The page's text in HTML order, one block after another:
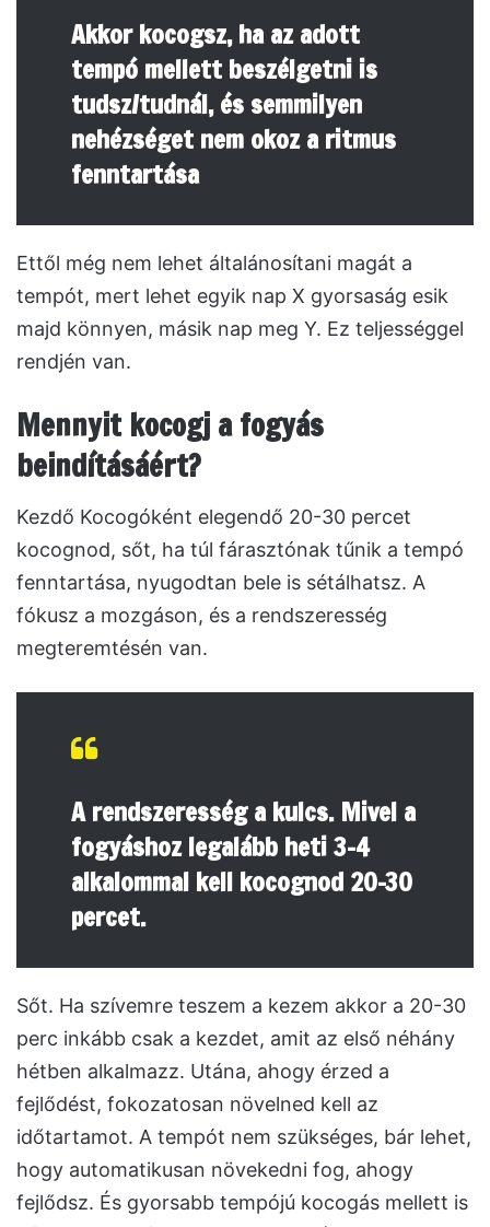
Akkor kocogsz, ha az adott
tempó mellett beszélgetni is
tudsz/tudnál, és semmilyen
nehézséget nem okoz a ritmus
fenntartása
Ettől még nem lehet általánosítani magát a
tempót, mert lehet egyik nap X gyorsaság esik
majd könnyen, másik nap meg Y. Ez teljességgel
rendjén van.
Mennyit kocogj a fogyás
beindításáért?
Kezdő Kocogóként elegendő 20-30 percet
kocognod, sőt, ha túl fárasztónak tűnik a tempó
fenntartása, nyugodtan bele is sétálhatsz. A
fókusz a mozgáson, és a rendszeresség
megteremtésén van.
A rendszeresség a kulcs. Mivel a
fogyáshoz legalább heti 3-4
alkalommal kell kocognod 20-30
percet.
Sőt. Ha szívemre teszem a kezem akkor a 20-30
perc inkább csak a kezdet, amit az első néhány
hétben alkalmazz. Utána, ahogy érzed a
fejlődést, fokozatosan növelned kell az
időtartamot. A tempót nem szükséges, bár lehet,
hogy automatikusan növekedni fog, ahogy
fejlődsz. És gyorsabb tempójú kocogás mellett is